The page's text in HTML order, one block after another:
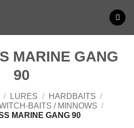
MARINE GANG
90
/ LURES / HARDBAITS /
BAITS / MINNOWS /
MARINE GANG 90